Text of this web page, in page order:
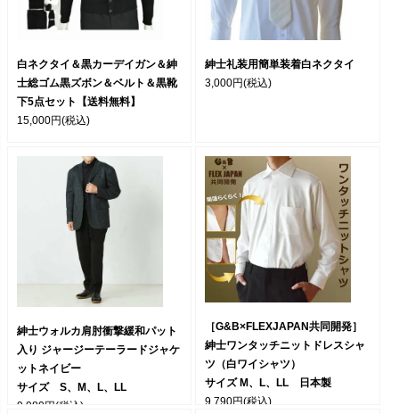
白ネクタイ＆黒カーデイガン＆紳
士総ゴム黒ズボン＆ベルト＆黒靴
下5点セット【送料無料】
15,000円(税込)
紳士礼装用簡単装着白ネクタイ
3,000円(税込)
紳士ウォルカ肩肘衝撃緩和パット
入り ジャージーテーラードジャケ
ットネイビー
サイズ S、M、L、LL
9,980円(税込)
［G&B×FLEXJAPAN共同開発］
紳士ワンタッチニットドレスシャ
ツ（白ワイシャツ）
サイズ M、L、LL 日本製
9,790円(税込)